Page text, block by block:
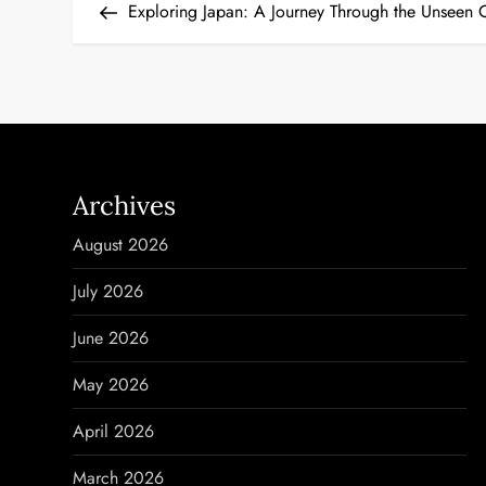
t
a
v
i
g
a
t
PostExploring Japan: A Journey Through the Unseen
Archives
August 2026
July 2026
June 2026
May 2026
April 2026
March 2026